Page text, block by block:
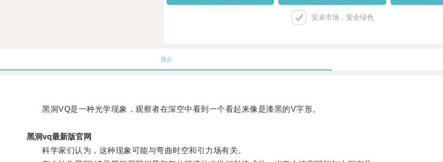
安卓市场，安全绿色
简介
黑洞VQ是一种光学现象，观察者在深空中看到一个看起来像是漆黑的V字形。
黑洞vq最新版官网
科学家们认为，这种现象可能与弯曲时空和引力场有关。